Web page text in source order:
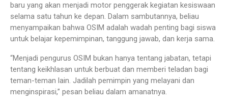
baru yang akan menjadi motor penggerak kegiatan kesiswaan
selama satu tahun ke depan. Dalam sambutannya, beliau
menyampaikan bahwa OSIM adalah wadah penting bagi siswa
untuk belajar kepemimpinan, tanggung jawab, dan kerja sama.
“Menjadi pengurus OSIM bukan hanya tentang jabatan, tetapi
tentang keikhlasan untuk berbuat dan memberi teladan bagi
teman-teman lain. Jadilah pemimpin yang melayani dan
menginspirasi,” pesan beliau dalam amanatnya.